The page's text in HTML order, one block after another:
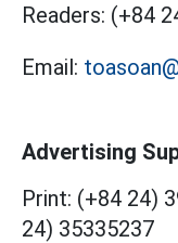
Readers: (+84
Email:
Advertising
Print: (+84 24)
24) 35335237